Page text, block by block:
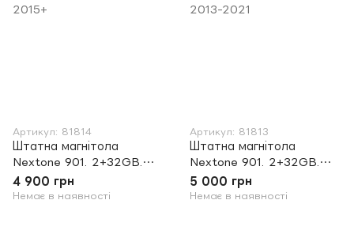
Артикул: 81814
Штатна магнітола
Nextone 901. 2+32GB.
CARPLAY Suzuki Vitara
2015+
4 900 грн
Немає в наявності
Артикул: 81813
Штатна магнітола
Nextone 901. 2+32GB.
CARPLAY Suzuki SX4
2013-2021
5 000 грн
Немає в наявності